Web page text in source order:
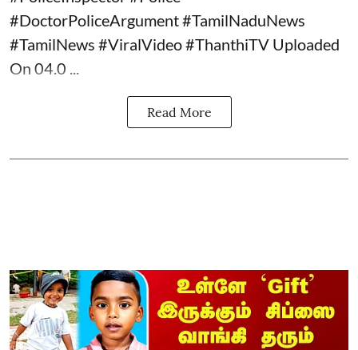
#DoctorPoliceArgument #TamilNaduNews
#TamilNews #ViralVideo #ThanthiTV Uploaded
On 04.0 ...
Read More